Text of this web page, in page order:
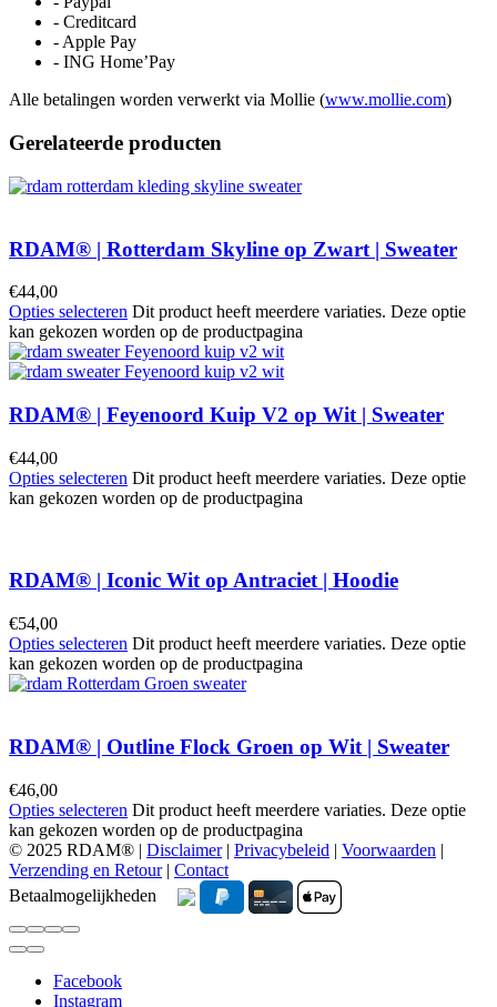
- Creditcard
- Apple Pay
- ING Home’Pay
Alle betalingen worden verwerkt via Mollie (www.mollie.com)
Gerelateerde producten
RDAM® | Rotterdam Skyline op Zwart | Sweater
€44,00
Opties selecteren Dit product heeft meerdere variaties. Deze optie
kan gekozen worden op de productpagina
RDAM® | Feyenoord Kuip V2 op Wit | Sweater
€44,00
Opties selecteren Dit product heeft meerdere variaties. Deze optie
kan gekozen worden op de productpagina
RDAM® | Iconic Wit op Antraciet | Hoodie
€54,00
Opties selecteren Dit product heeft meerdere variaties. Deze optie
kan gekozen worden op de productpagina
RDAM® | Outline Flock Groen op Wit | Sweater
€46,00
Opties selecteren Dit product heeft meerdere variaties. Deze optie
kan gekozen worden op de productpagina
© 2025 RDAM® | Disclaimer| Privacybeleid | Voorwaarden |
Verzending en Retour| Contact
Betaalmogelijkheden
Facebook
Instagram